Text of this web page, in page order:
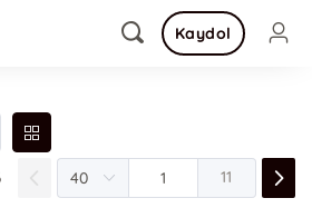
Kaydol
11